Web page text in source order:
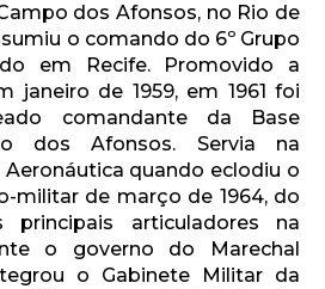
dos Afonsos, no Rio de
o comando do 6º Grupo
em Recife. Promovido a
janeiro de 1959, em 1961 foi
comandante da Base
dos Afonsos. Servia na
Aeronáutica quando eclodiu o
militar de março de 1964, do
articuladores na
o governo do Marechal
o Gabinete Militar da